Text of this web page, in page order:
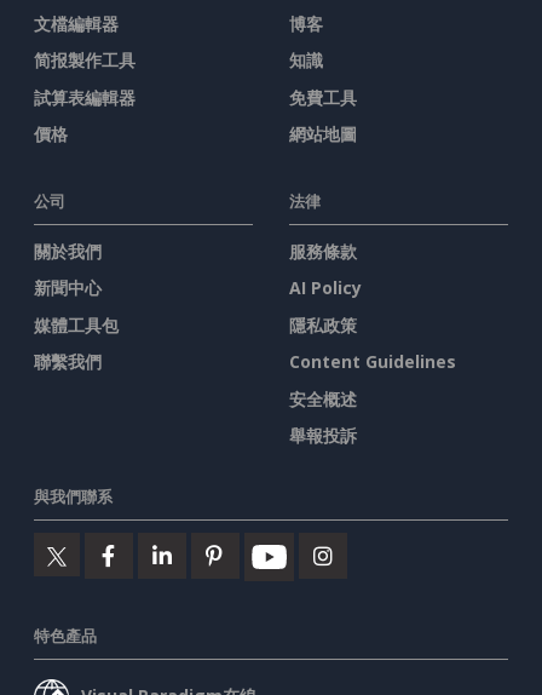
文檔編輯器
简报製作工具
試算表編輯器
價格
博客
知識
免費工具
網站地圖
公司
關於我們
新聞中心
媒體工具包
聯繫我們
法律
服務條款
AI Policy
隱私政策
Content Guidelines
安全概述
舉報投訴
與我們聯系
特色產品